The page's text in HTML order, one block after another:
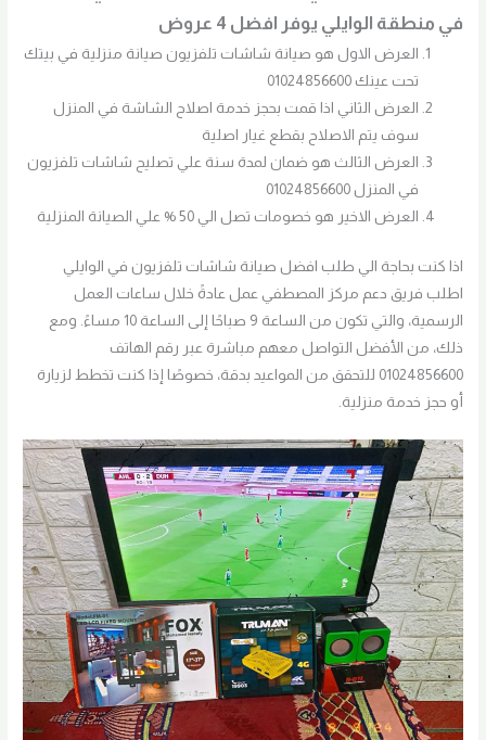
في منطقة الوايلي يوفر افضل 4 عروض
العرض الاول هو صيانة شاشات تلفزيون صيانة منزلية في بيتك
تحت عينك 01024856600
العرض الثاني اذا قمت بحجز خدمة اصلاح الشاشة في المنزل
سوف يتم الاصلاح بقطع غيار اصلية
العرض الثالث هو ضمان لمدة سنة علي تصليح شاشات تلفزيون
في المنزل 01024856600
العرض الاخير هو خصومات تصل الي 50 % علي الصيانة المنزلية
اذا كنت بحاجة الي طلب افضل صيانة شاشات تلفزيون في الوايلي
اطلب فريق دعم مركز المصطفي عمل عادةً خلال ساعات العمل
الرسمية، والتي تكون من الساعة 9 صباحًا إلى الساعة 10 مساءً. ومع
ذلك، من الأفضل التواصل معهم مباشرة عبر رقم الهاتف
01024856600 للتحقق من المواعيد بدقة، خصوصًا إذا كنت تخطط لزيارة
أو حجز خدمة منزلية.